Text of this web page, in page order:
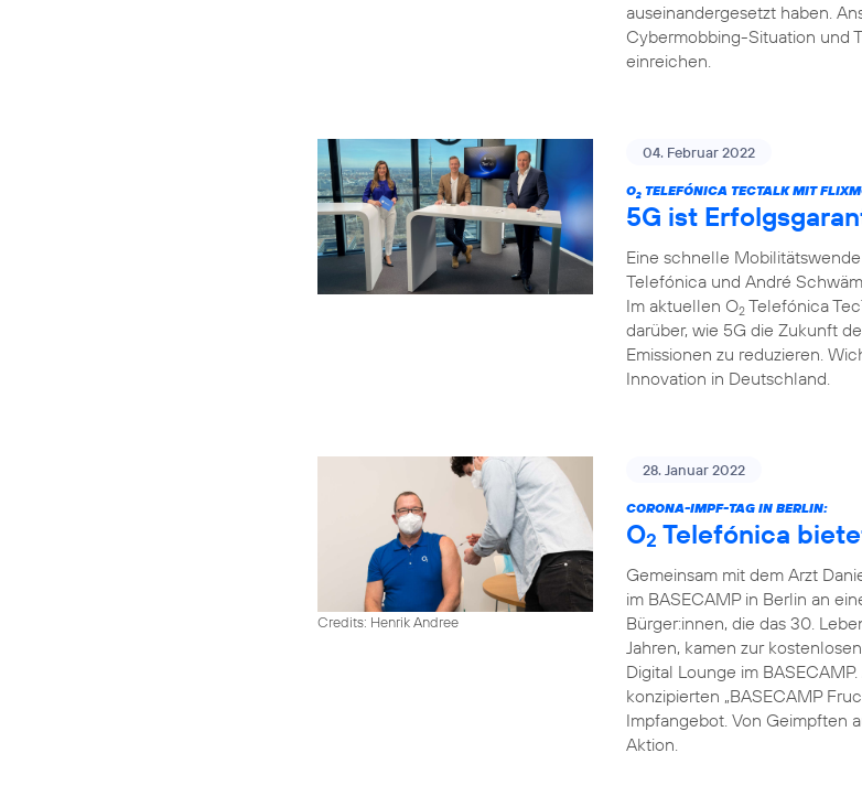
auseinandergesetzt haben.
Cybermobbing-Situation und
einreichen.
04. Februar 2022
O2 TELEFÓNICA TECTALK MIT
5G ist
Eine schnelle
Telefónica und André
Im aktuellen O2 Telefónica
darüber, wie 5G die Zukunft
Emissionen zu reduzieren.
Innovation in Deutschland.
Credits: Henrik Andree
28. Januar 2022
CORONA-IMPF-TAG IN BERLIN:
O2 Telefónica
Gemeinsam mit dem Arzt
im BASECAMP in Berlin an
Bürger:innen, die das 30.
Jahren, kamen zur
Digital Lounge im
konzipierten „BASECAMP
Impfangebot. Von Geimpften
Aktion.